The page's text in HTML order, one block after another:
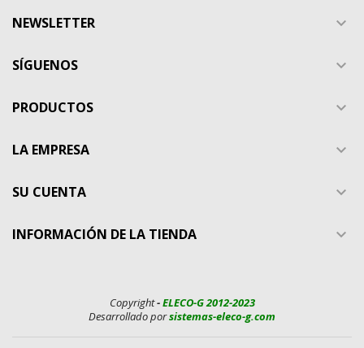
NEWSLETTER 
SÍGUENOS 
PRODUCTOS 
LA EMPRESA 
SU CUENTA 
INFORMACIÓN DE LA TIENDA 
Copyright-ELECO-G 2012-2023
Desarrollado porsistemas-eleco-g.com